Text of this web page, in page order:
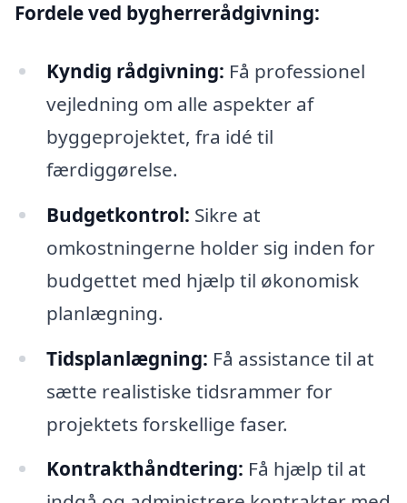
Fordele ved bygherrerådgivning:
Kyndig rådgivning: Få professionel
vejledning om alle aspekter af
byggeprojektet, fra idé til
færdiggørelse.
Budgetkontrol: Sikre at
omkostningerne holder sig inden for
budgettet med hjælp til økonomisk
planlægning.
Tidsplanlægning: Få assistance til at
sætte realistiske tidsrammer for
projektets forskellige faser.
Kontrakthåndtering: Få hjælp til at